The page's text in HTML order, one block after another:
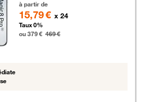
non sélectionnables
à partir de
15,79 € x 24
Taux 0%
ou 379 € 469 €